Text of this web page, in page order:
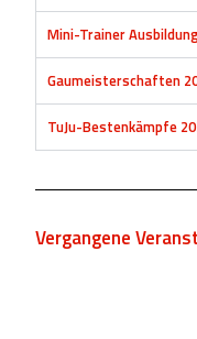
Mini-Trainer
Gaumeisterschaften
TuJu-Bestenkämpfe
Vergangene